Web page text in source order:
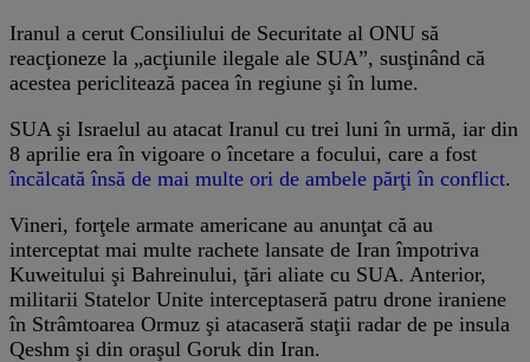
Iranul a cerut Consiliului de Securitate al ONU să
reacţioneze la „acţiunile ilegale ale SUA”, susţinând că
acestea periclitează pacea în regiune şi în lume.
SUA şi Israelul au atacat Iranul cu trei luni în urmă, iar din
8 aprilie era în vigoare o încetare a focului, care a fost
încălcată însă de mai multe ori de ambele părţi în conflict.
Vineri, forţele armate americane au anunţat că au
interceptat mai multe rachete lansate de Iran împotriva
Kuweitului şi Bahreinului, ţări aliate cu SUA. Anterior,
militarii Statelor Unite interceptaseră patru drone iraniene
în Strâmtoarea Ormuz şi atacaseră staţii radar de pe insula
Qeshm şi din oraşul Goruk din Iran.